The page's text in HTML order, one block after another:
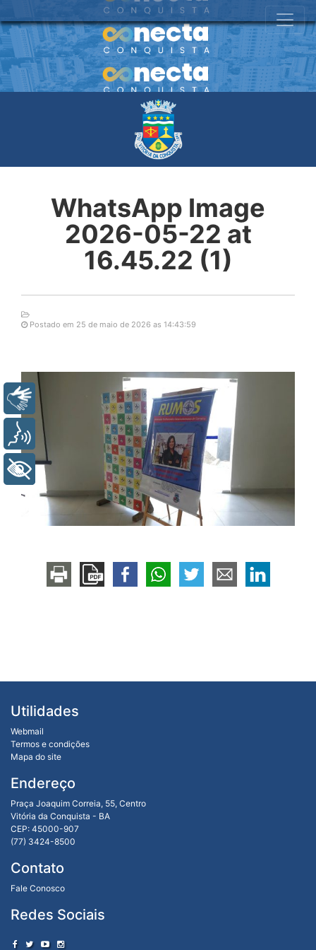
WhatsApp Image
2026-05-22 at
16.45.22 (1)
Postado em 25 de maio de 2026 as 14:43:59
Utilidades
Webmail
Termos e condições
Mapa do site
Endereço
Praça Joaquim Correia, 55, Centro
Vitória da Conquista - BA
CEP: 45000-907
(77) 3424-8500
Contato
Fale Conosco
Redes Sociais
+ Acessibilidade